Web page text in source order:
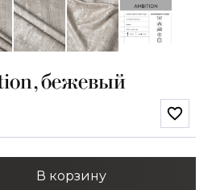
бежевый
favorite_border
В корзину